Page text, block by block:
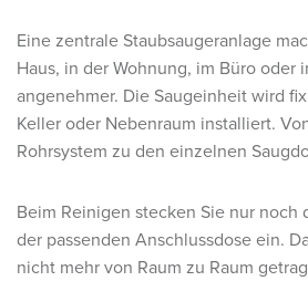
Eine zentrale Staubsaugeranlage
Haus, in der Wohnung, im Büro oder
angenehmer. Die Saugeinheit wird
Keller oder Nebenraum installiert.
Rohrsystem zu den einzelnen
Beim Reinigen stecken Sie nur noch
der passenden Anschlussdose ein.
nicht mehr von Raum zu Raum